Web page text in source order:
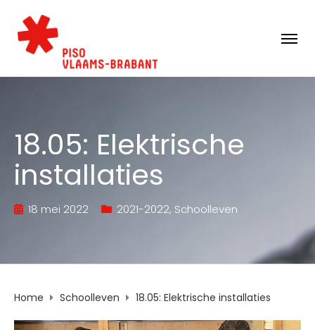
18.05: Elektrische
installaties
18 mei 2022 2021-2022, Schoolleven
Home Schoolleven 18.05: Elektrische installaties